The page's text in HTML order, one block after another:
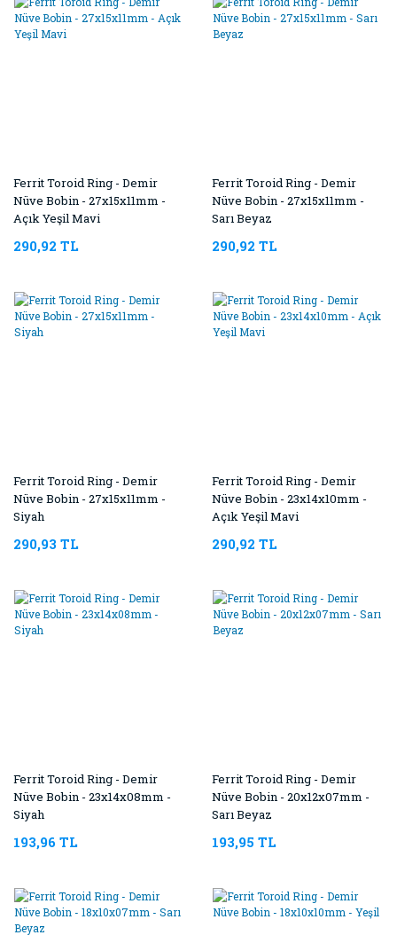
Ferrit Toroid Ring - Demir
Nüve Bobin - 27x15x11mm -
Açık Yeşil Mavi
290,92 TL
Ferrit Toroid Ring - Demir
Nüve Bobin - 27x15x11mm -
Sarı Beyaz
290,92 TL
Ferrit Toroid Ring - Demir
Nüve Bobin - 27x15x11mm -
Siyah
290,93 TL
Ferrit Toroid Ring - Demir
Nüve Bobin - 23x14x10mm -
Açık Yeşil Mavi
290,92 TL
Ferrit Toroid Ring - Demir
Nüve Bobin - 23x14x08mm -
Siyah
193,96 TL
Ferrit Toroid Ring - Demir
Nüve Bobin - 20x12x07mm -
Sarı Beyaz
193,95 TL